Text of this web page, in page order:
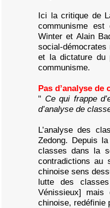
Ici la critique de
communisme
Winter et Alain
social-
et la dictature du
communisme.
Pas d’analyse de
" Ce qui frappe
d’analyse de
L’analyse des
Zedong. Depuis
classes dans la
contradictions au
chinoise sens
lutte des
Vénissieux] mais
chinoise, redéfinie